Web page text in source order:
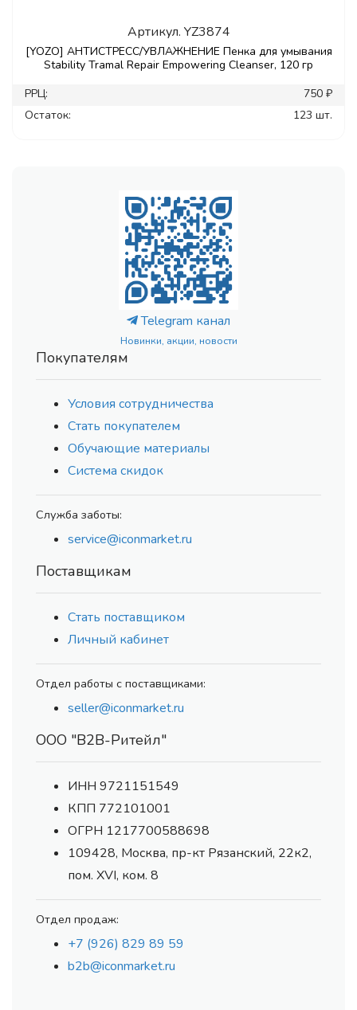
Артикул. YZ3874
[YOZO] АНТИСТРЕСС/УВЛАЖНЕНИЕ Пенка для умывания
Stability Tramal Repair Empowering Cleanser, 120 гр
РРЦ:
750 ₽
Остаток:
123 шт.
Telegram канал
Новинки, акции, новости
Покупателям
Условия сотрудничества
Стать покупателем
Обучающие материалы
Система скидок
Служба заботы:
service@iconmarket.ru
Поставщикам
Стать поставщиком
Личный кабинет
Отдел работы с поставщиками:
seller@iconmarket.ru
ООО "В2В-Ритейл"
ИНН 9721151549
КПП 772101001
ОГРН 1217700588698
109428, Москва, пр-кт Рязанский, 22к2,
пом. XVI, ком. 8
Отдел продаж:
+7 (926) 829 89 59
b2b@iconmarket.ru